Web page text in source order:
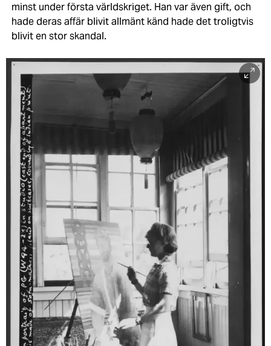
minst under första världskriget. Han var även gift, och
hade deras affär blivit allmänt känd hade det troligtvis
blivit en stor skandal.